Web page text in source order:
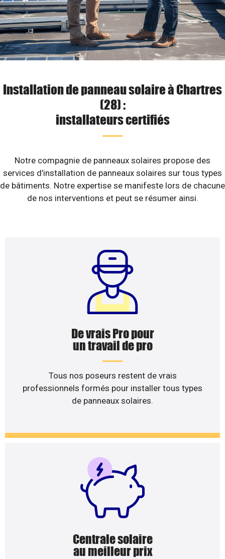
Installation de panneau solaire à Chartres
(28) :
installateurs certifiés
Notre compagnie de panneaux solaires propose des
services d’installation de panneaux solaires sur tous types
de bâtiments. Notre expertise se manifeste lors de chacune
de nos interventions et peut se résumer ainsi.
De vrais Pro pour
un travail de pro
Tous nos poseurs restent de vrais
professionnels formés pour installer tous types
de panneaux solaires.
Centrale solaire
au meilleur prix